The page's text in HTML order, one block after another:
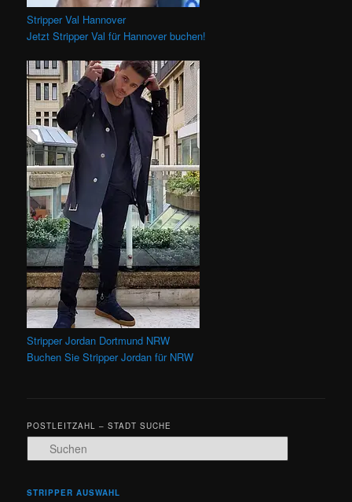
Stripper Val Hannover
Jetzt Stripper Val für Hannover buchen!
Stripper Jordan Dortmund NRW
Buchen Sie Stripper Jordan für NRW
POSTLEITZAHL – STADT SUCHE
Suchen
STRIPPER AUSWAHL